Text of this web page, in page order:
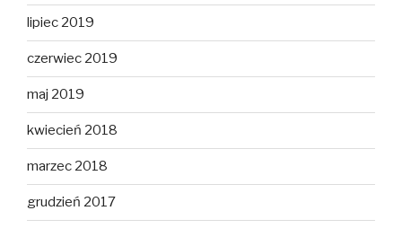
lipiec 2019
czerwiec 2019
maj 2019
kwiecień 2018
marzec 2018
grudzień 2017